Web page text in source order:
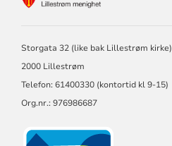
Storgata 32 (like bak Lillestrøm kirke)
2000 Lillestrøm
Telefon: 61400330 (kontortid kl 9-15)
Org.nr.: 976986687